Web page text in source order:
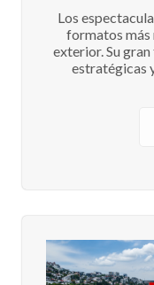
Los
formatos más
exterior. Su
estratégicas